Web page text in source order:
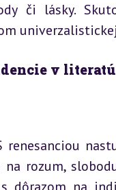
či lásky.
v
rozum,